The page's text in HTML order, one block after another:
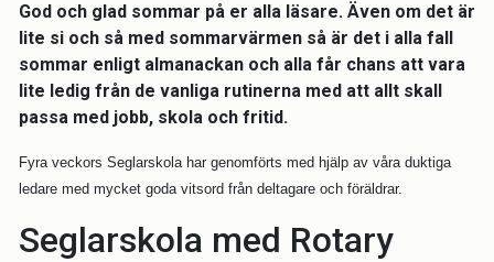
God och glad sommar på er alla läsare. Även om det är
lite si och så med sommarvärmen så är det i alla fall
sommar enligt almanackan och alla får chans att vara
lite ledig från de vanliga rutinerna med att allt skall
passa med jobb, skola och fritid.
Fyra veckors Seglarskola har genomförts med hjälp av våra duktiga
ledare med mycket goda vitsord från deltagare och föräldrar.
Seglarskola med Rotary